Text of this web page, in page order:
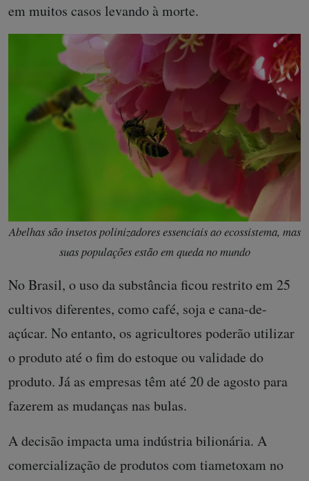
em muitos casos levando à morte.
Abelhas são insetos polinizadores essenciais ao ecossistema, mas
suas populações estão em queda no mundo
No Brasil, o uso da substância ficou restrito em 25
cultivos diferentes, como café, soja e cana-de-
açúcar. No entanto, os agricultores poderão utilizar
o produto até o fim do estoque ou validade do
produto. Já as empresas têm até 20 de agosto para
fazerem as mudanças nas bulas.
A decisão impacta uma indústria bilionária. A
comercialização de produtos com tiametoxam no